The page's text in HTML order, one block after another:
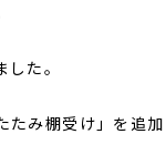
た。
たみ棚受け」を追加